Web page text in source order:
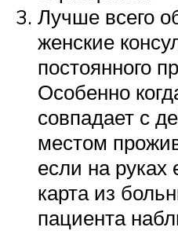
Лучше всего
женские
постоянного
Особенно
совпадает с
местом
если на руках
карта из
пациента